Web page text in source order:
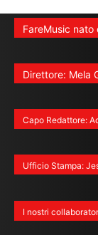
FareMusic
Direttore: Mela
Capo Redattore:
Ufficio Stampa:
I nostri